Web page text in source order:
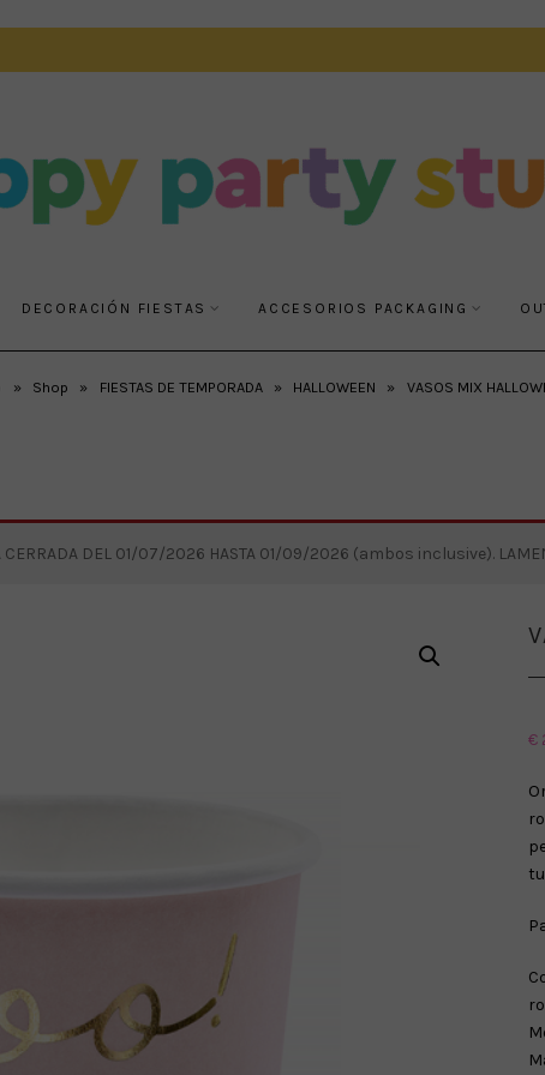
DECORACIÓN FIESTAS ACCESORIOS PACKAGING
» Shop » FIESTAS DE TEMPORADA » HALLOWEEN » VASOS MIX
CERRADA DEL 01/07/2026 HASTA 01/09/2026 (ambos inclusive).
€